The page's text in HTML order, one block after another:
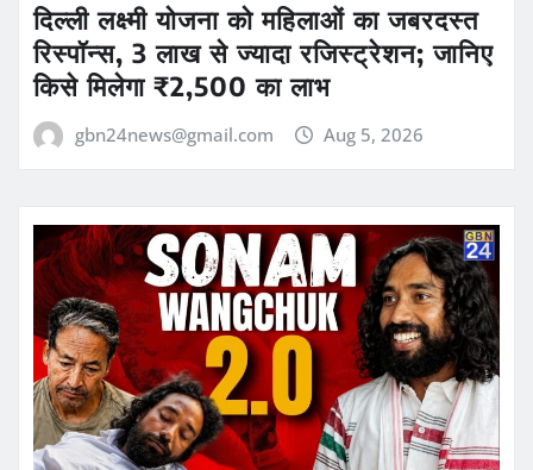
दिल्ली लक्ष्मी योजना को महिलाओं का जबरदस्त
रिस्पॉन्स, 3 लाख से ज्यादा रजिस्ट्रेशन; जानिए
किसे मिलेगा ₹2,500 का लाभ
gbn24news@gmail.com Aug 5, 2026